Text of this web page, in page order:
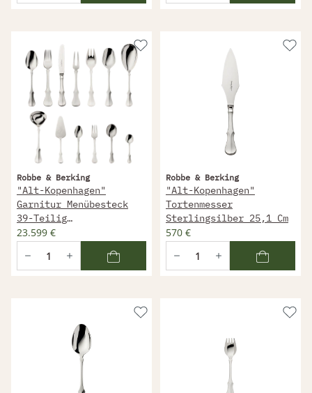
Robbe & Berking
"Alt-Kopenhagen"
Garnitur Menübesteck
39-Teilig
Sterlingsilber
23.599 €
Robbe & Berking
"Alt-Kopenhagen"
Tortenmesser
Sterlingsilber 25,1 Cm
570 €